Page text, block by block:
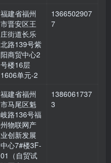
福建省福州
市晋安区王
庄街道长乐
北路139号紫
阳商贸中心2
号楼16层
1606单元-2
1366502907
7
福建省福州
市马尾区魁
岐路136号福
州物联网产
业创新发展
中心7#楼3F-
01（自贸试
1386061737
3